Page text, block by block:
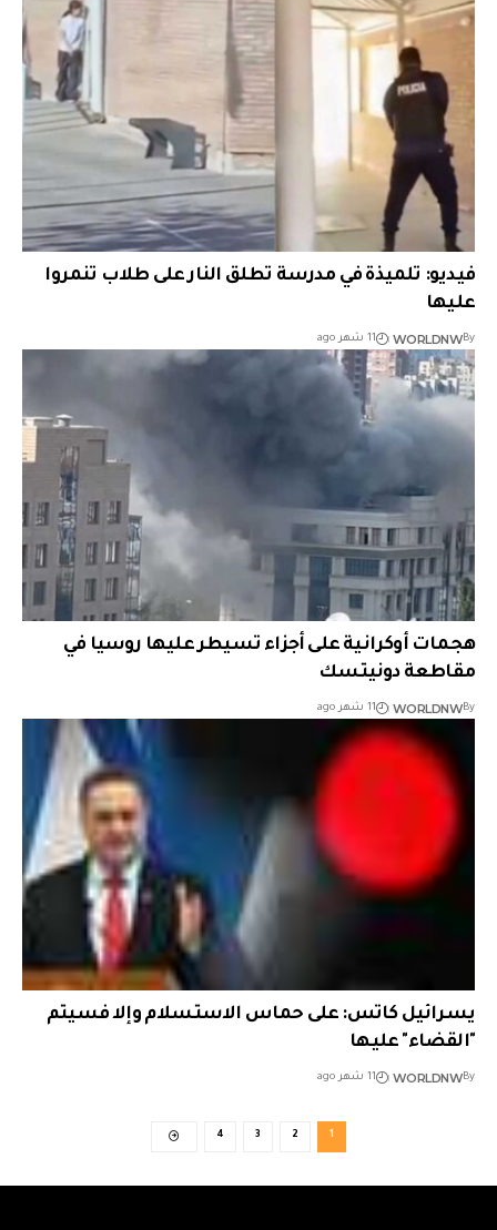
فيديو: تلميذة في مدرسة تطلق النار على طلاب تنمروا
عليها
By
WORLDNW 11 شهر ago
هجمات أوكرانية على أجزاء تسيطر عليها روسيا في
مقاطعة دونيتسك
By
WORLDNW 11 شهر ago
يسرائيل كاتس: على حماس الاستسلام وإلا فسيتم
"القضاء" عليها
By
WORLDNW 11 شهر ago
1
2
3
4